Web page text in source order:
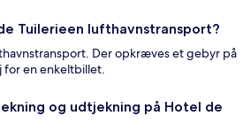
Tuilerieen lufthavnstransport?
Der opkræves et gebyr på
for en enkeltbillet.
og udtjekning på Hotel de